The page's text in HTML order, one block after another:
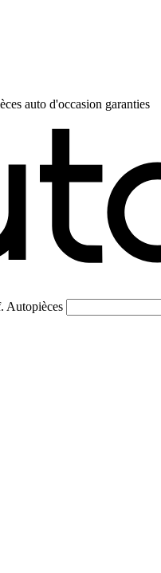
pièces auto d'occasion
Autopièces